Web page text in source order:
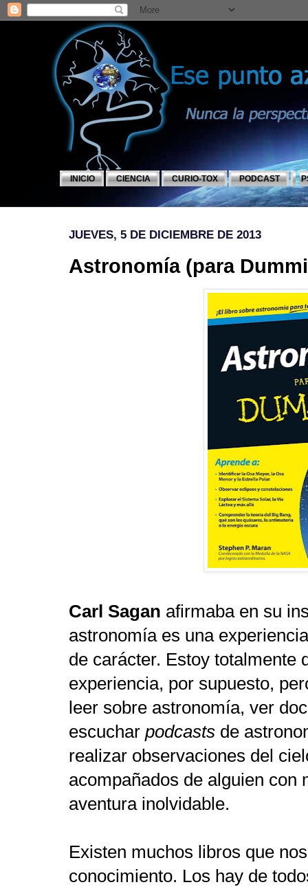
INICIO CIENCIA CURIO-TOX PODCAST
JUEVES, 5 DE DICIEMBRE DE 2013
Astronomía (para
Carl Sagan afirmaba en su
astronomía es una
de carácter. Estoy totalmente
experiencia, por supuesto,
leer sobre astronomía, ver
escuchar podcasts de
realizar observaciones del
acompañados de alguien con
aventura inolvidable.
Existen muchos libros que
conocimiento. Los hay de